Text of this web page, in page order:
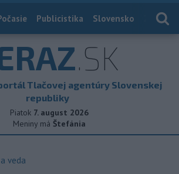
Publicistika Slovensko
.SK
Tlačovej agentúry Slovenskej
republiky
Piatok 7. august 2026
Meniny má Štefánia
a veda